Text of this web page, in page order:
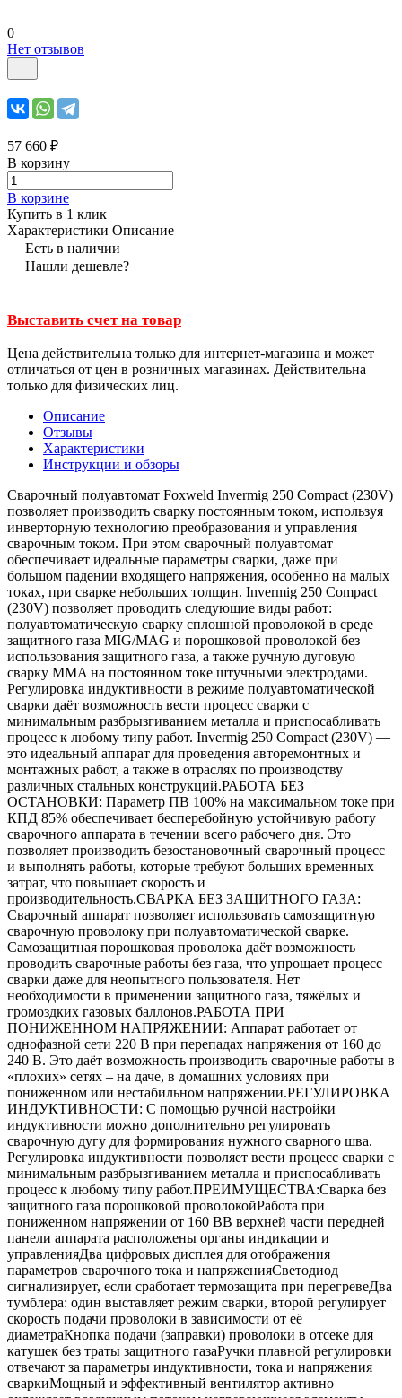
0
Нет отзывов
57 660 ₽
В корзину
В корзине
Купить в 1 клик
Характеристики Описание
Есть в наличии
Нашли дешевле?
Выставить счет на товар
Цена действительна только для интернет-магазина и может
отличаться от цен в розничных магазинах. Действительна
только для физических лиц.
Описание
Отзывы
Характеристики
Инструкции и обзоры
Сварочный полуавтомат Foxweld Invermig 250 Compact (230V)
позволяет производить сварку постоянным током, используя
инверторную технологию преобразования и управления
сварочным током. При этом сварочный полуавтомат
обеспечивает идеальные параметры сварки, даже при
большом падении входящего напряжения, особенно на малых
токах, при сварке небольших толщин. Invermig 250 Compact
(230V) позволяет проводить следующие виды работ:
полуавтоматическую сварку сплошной проволокой в среде
защитного газа MIG/MAG и порошковой проволокой без
использования защитного газа, а также ручную дуговую
сварку MMA на постоянном токе штучными электродами.
Регулировка индуктивности в режиме полуавтоматической
сварки даёт возможность вести процесс сварки с
минимальным разбрызгиванием металла и приспосабливать
процесс к любому типу работ. Invermig 250 Compact (230V) —
это идеальный аппарат для проведения авторемонтных и
монтажных работ, а также в отраслях по производству
различных стальных конструкций.РАБОТА БЕЗ
ОСТАНОВКИ: Параметр ПВ 100% на максимальном токе при
КПД 85% обеспечивает бесперебойную устойчивую работу
сварочного аппарата в течении всего рабочего дня. Это
позволяет производить безостановочный сварочный процесс
и выполнять работы, которые требуют больших временных
затрат, что повышает скорость и
производительность.СВАРКА БЕЗ ЗАЩИТНОГО ГАЗА:
Сварочный аппарат позволяет использовать самозащитную
сварочную проволоку при полуавтоматической сварке.
Самозащитная порошковая проволока даёт возможность
проводить сварочные работы без газа, что упрощает процесс
сварки даже для неопытного пользователя. Нет
необходимости в применении защитного газа, тяжёлых и
громоздких газовых баллонов.РАБОТА ПРИ
ПОНИЖЕННОМ НАПРЯЖЕНИИ: Аппарат работает от
однофазной сети 220 В при перепадах напряжения от 160 до
240 В. Это даёт возможность производить сварочные работы в
«плохих» сетях – на даче, в домашних условиях при
пониженном или нестабильном напряжении.РЕГУЛИРОВКА
ИНДУКТИВНОСТИ: С помощью ручной настройки
индуктивности можно дополнительно регулировать
сварочную дугу для формирования нужного сварного шва.
Регулировка индуктивности позволяет вести процесс сварки с
минимальным разбрызгиванием металла и приспосабливать
процесс к любому типу работ.ПРЕИМУЩЕСТВА:Сварка без
защитного газа порошковой проволокойРабота при
пониженном напряжении от 160 ВВ верхней части передней
панели аппарата расположены органы индикации и
управленияДва цифровых дисплея для отображения
параметров сварочного тока и напряженияСветодиод
сигнализирует, если сработает термозащита при перегревеДва
тумблера: один выставляет режим сварки, второй регулирует
скорость подачи проволоки в зависимости от её
диаметраКнопка подачи (заправки) проволоки в отсеке для
катушек без траты защитного газаРучки плавной регулировки
отвечают за параметры индуктивности, тока и напряжения
сваркиМощный и эффективный вентилятор активно